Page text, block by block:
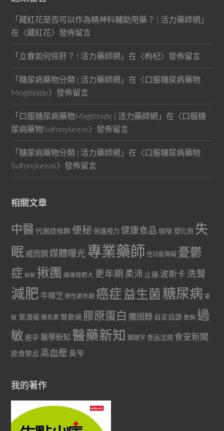
「藏紅花是否可以作為精神科輔助用藥？ | 活力藥師網 」
在〈藏紅花〉發佈留言
「立春如何保肝？ | 活力藥師網 」在〈枸杞〉發佈留言
「糖尿病藥物分類 | 活力藥師網 」在〈口服糖尿病藥物
Meglitinide〉發佈留言
「口服糖尿病藥物Meglitinide | 活力藥師網 」在〈口服糖
尿病藥物Sulfonylureas〉發佈留言
「糖尿病藥物分類 | 活力藥師網 」在〈口服糖尿病藥物
Sulfonylureas〉發佈留言
相關文章
中醫代謝症候群 便秘 保護視力 健康食品 咖啡 塑化劑 失
眠 威而鋼 媒體曝光專業藥師 性功能障礙 憂鬱
症 掉髮 揪團 攝護腺肥大 更年期 柔沛 止痛 波斯卡 洗腎
減肥 牛樟芝 男性更年期 癌症益生菌 糖尿病 罩
敏 胃潰瘍 胰島素 腎衰竭 膠原蛋白 膽固醇 自言自語 豐胸 過
敏 避孕 醫學新知 醫藥新知 關鍵字 食品法規 食安新聞
飲食禁忌 高血壓 黃芩
我的著作